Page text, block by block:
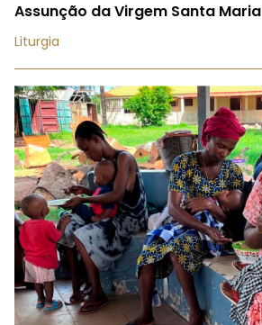
Assunção da Virgem Santa Maria
Liturgia